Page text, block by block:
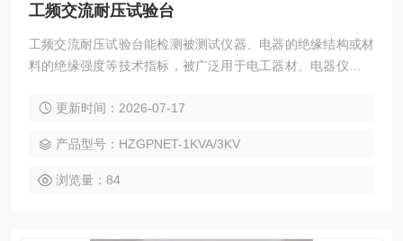
工频交流耐压试验台
工频交流耐压试验台能检测被测试仪器、电器的绝缘结构或材
料的绝缘强度等技术指标，被广泛用于电工器材、电器仪表、
压测试，为国家安全标准的实施提供了测试手段，因而更显示
检测电气装置、电子仪器和家用电器等方面需要的仪器设备。
更新时间：2026-07-17
产品型号：HZGPNET-1KVA/3KV
浏览量：84